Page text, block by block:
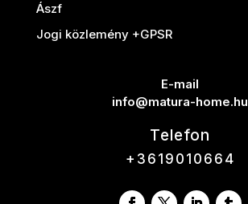
Ászf
Jogi közlemény +GPSR
E-mail
info@matura-home.hu
Telefon
+3619010664